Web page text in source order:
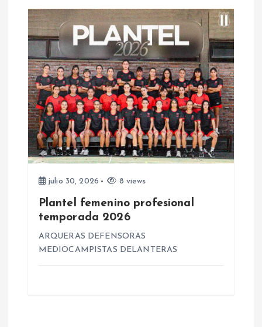
a
d
a
s
julio 30, 2026 8 views
Plantel femenino profesional
temporada 2026
ARQUERAS DEFENSORAS
MEDIOCAMPISTAS DELANTERAS